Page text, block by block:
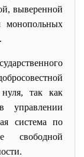
выверенной
монопольных
так как
управлении
система по
свободной